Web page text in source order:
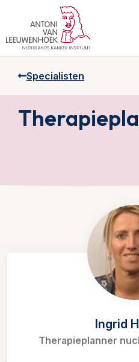
Specialisten
Ingrid
Therapieplanner